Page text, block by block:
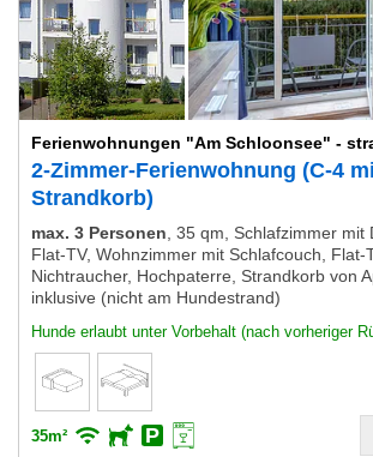
Ferienwohnungen "Am Schloonsee" -
2-Zimmer-Ferienwohnung (C-4
Strandkorb)
max. 3 Personen 35 qm, Schlafzimmer mit
Flat-TV, Wohnzimmer mit Schlafcouch, Flat-
Nichtraucher, Hochpaterre, Strandkorb von
inklusive (nicht am Hundestrand)
Hunde erlaubt unter Vorbehalt (nach vorheriger
35m²